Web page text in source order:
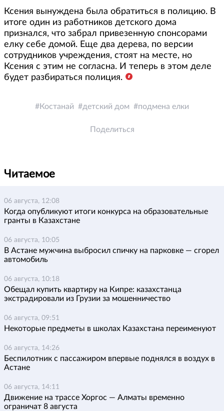
Ксения вынуждена была обратиться в полицию. В
итоге один из работников детского дома
признался, что забрал привезенную спонсорами
елку себе домой. Еще два дерева, по версии
сотрудников учреждения, стоят на месте, но
Ксения с этим не согласна. И теперь в этом деле
будет разбираться полиция.
Костанай детский дом подмена елки
Поделиться
Читаемое
06 августа, 12:08
Когда опубликуют итоги конкурса на образовательные
гранты в Казахстане
06 августа, 10:05
В Астане мужчина выбросил спичку на парковке — сгорел
автомобиль
06 августа, 10:18
Обещал купить квартиру на Кипре: казахстанца
экстрадировали из Грузии за мошенничество
06 августа, 09:51
Некоторые предметы в школах Казахстана переименуют
06 августа, 14:26
Беспилотник с пассажиром впервые поднялся в воздух в
Астане
06 августа, 14:11
Движение на трассе Хоргос — Алматы временно
ограничат 8 августа